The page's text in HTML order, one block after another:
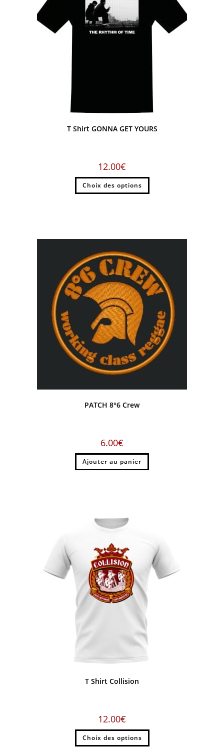
T Shirt GONNA GET YOURS
12.00€
Choix des options
PATCH 8°6 Crew
6.00€
Ajouter au panier
T Shirt Collision
12.00€
Choix des options